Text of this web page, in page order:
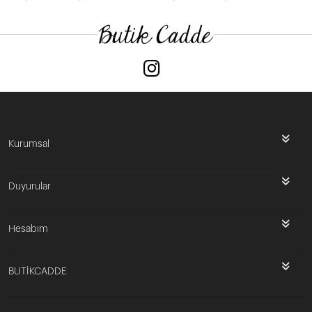
Kurumsal
Duyurular
Hesabım
BUTİKCADDE